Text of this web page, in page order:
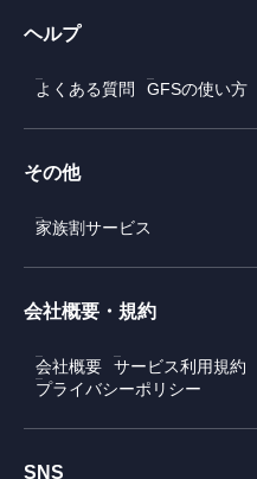
ヘルプ
よくある質問 GFSの使い方
その他
家族割サービス
会社概要・規約
会社概要 サービス利用規約
プライバシーポリシー
SNS